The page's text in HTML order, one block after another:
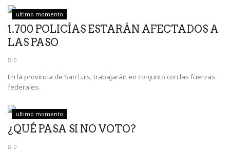
ultimo momento
1.700 POLICÍAS ESTARÁN AFECTADOS A
LAS PASO
0
En la provincia de San Luis, trabajarán en conjunto con las fuerzas
federales.
ultimo momento
¿QUÉ PASA SI NO VOTO?
0